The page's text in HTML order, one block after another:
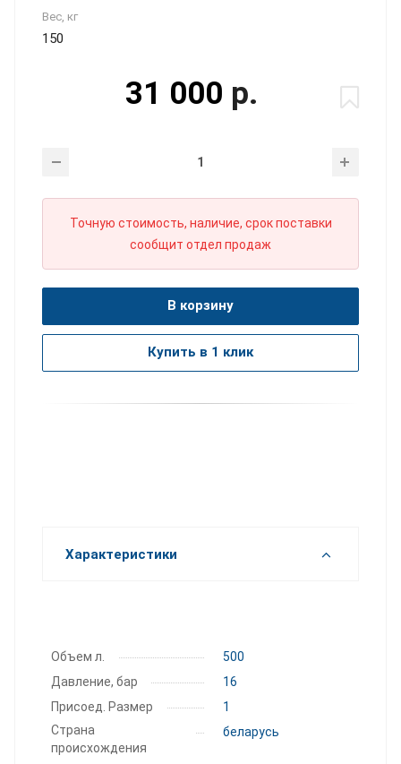
Вес, кг
150
31 000 р.
Точную стоимость, наличие, срок поставки
сообщит отдел продаж
В корзину
Купить в 1 клик
Характеристики
Объем л.
500
Давление, бар
16
Присоед. Размер
1
Страна
происхождения
беларусь